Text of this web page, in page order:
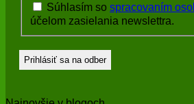
Súhlasím so spracovaním
účelom zasielania newslettra.